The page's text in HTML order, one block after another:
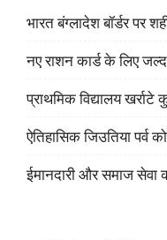
भारत बंग्लादेश बॉर्डर पर
नए राशन कार्ड के लिए
प्राथमिक विद्यालय
ऐतिहासिक जिउतिया
ईमानदारी और समाज सेवा